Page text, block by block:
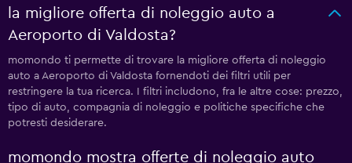
la migliore offerta di noleggio auto a
Aeroporto di Valdosta?
momondo ti permette di trovare la migliore offerta di noleggio
auto a Aeroporto di Valdosta fornendoti dei filtri utili per
restringere la tua ricerca. I filtri includono, fra le altre cose: prezzo,
tipo di auto, compagnia di noleggio e politiche specifiche che
potresti desiderare.
momondo mostra offerte di noleggio auto